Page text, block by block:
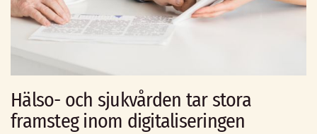
Hälso- och sjukvården tar stora
framsteg inom digitaliseringen